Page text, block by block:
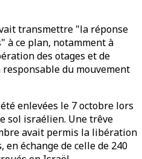
transmettre "la réponse
à ce plan, notamment à
des otages et de
du mouvement
enlevées le 7 octobre lors
sol israélien. Une trêve
avait permis la libération
échange de celle de 240